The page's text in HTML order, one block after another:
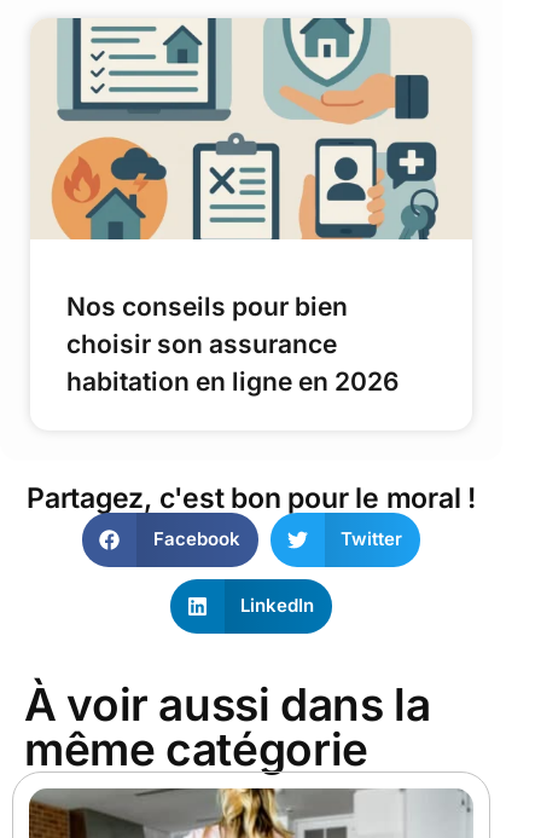
Nos conseils pour bien
choisir son assurance
habitation en ligne en 2026
Partagez, c'est bon pour le moral !
Facebook Twitter
LinkedIn
À voir aussi dans la
même catégorie